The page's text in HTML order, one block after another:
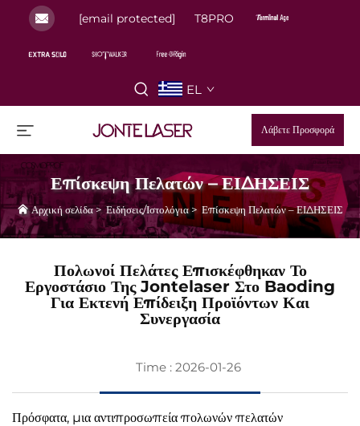
[email protected] T8PRO
EL
Λάβετε Προσφορά
Επίσκεψη Πελατών – ΕΙΔΗΣΕΙΣ
Αρχική σελίδα>Ειδήσεις/Ιστολόγια> Επίσκεψη Πελατών – ΕΙΔΗΣΕΙΣ
Πολωνοί Πελάτες Επισκέφθηκαν Το
Εργοστάσιο Της Jontelaser Στο Baoding
Για Εκτενή Επίδειξη Προϊόντων Και
Συνεργασία
Time : 2026-01-26
Πρόσφατα, μια αντιπροσωπεία πολωνών πελατών